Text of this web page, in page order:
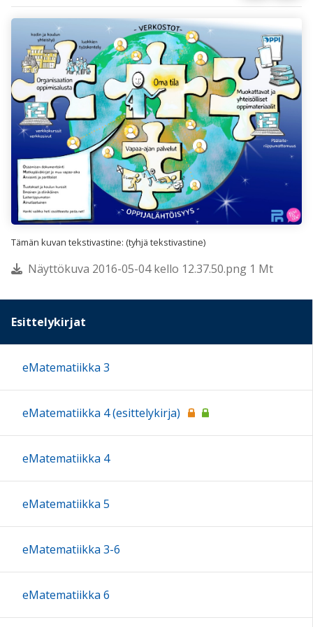
Tämän kuvan tekstivastine: (tyhjä tekstivastine)
Näyttökuva 2016-05-04 kello 12.37.50.png 1 Mt
Esittelykirjat
eMatematiikka 3
eMatematiikka 4 (esittelykirja)
eMatematiikka 4
eMatematiikka 5
eMatematiikka 3-6
eMatematiikka 6